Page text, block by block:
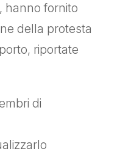
hanno fornito
della protesta
riportate
di